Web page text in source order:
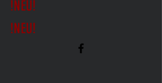
!NEU!
!NEU!